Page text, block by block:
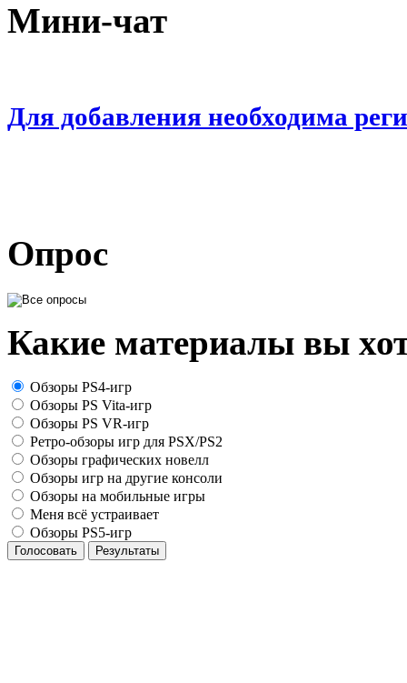
Мини-чат
Для добавления необходима
Опрос
Какие материалы вы
Обзоры PS4-игр
Обзоры PS Vita-игр
Обзоры PS VR-игр
Ретро-обзоры игр для PSX/PS2
Обзоры графических новелл
Обзоры игр на другие консоли
Обзоры на мобильные игры
Меня всё устраивает
Обзоры PS5-игр
Голосовать Результаты